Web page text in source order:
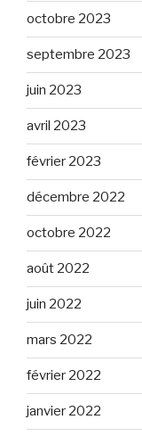
octobre 2023
septembre 2023
juin 2023
avril 2023
février 2023
décembre 2022
octobre 2022
août 2022
juin 2022
mars 2022
février 2022
janvier 2022